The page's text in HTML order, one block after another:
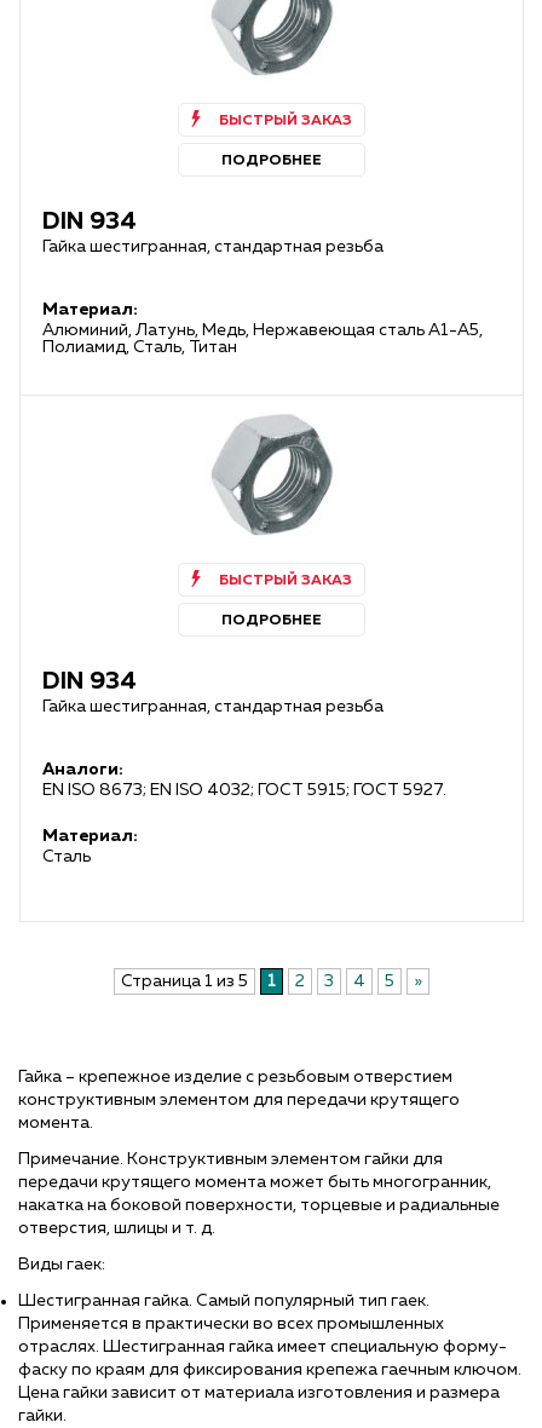
БЫСТРЫЙ ЗАКАЗ
ПОДРОБНЕЕ
DIN 934
Гайка шестигранная, стандартная резьба
Материал:
Алюминий, Латунь, Медь, Нержавеющая сталь А1-А5,
Полиамид, Сталь, Титан
БЫСТРЫЙ ЗАКАЗ
ПОДРОБНЕЕ
DIN 934
Гайка шестигранная, стандартная резьба
Аналоги:
EN ISO 8673; EN ISO 4032; ГОСТ 5915; ГОСТ 5927.
Материал:
Сталь
Страница 1 из 5 1 2 3 4 5 »
Гайка – крепежное изделие с резьбовым отверстием
конструктивным элементом для передачи крутящего
момента.
Примечание. Конструктивным элементом гайки для
передачи крутящего момента может быть многогранник,
накатка на боковой поверхности, торцевые и радиальные
отверстия, шлицы и т. д.
Виды гаек:
Шестигранная гайка. Самый популярный тип гаек.
Применяется в практически во всех промышленных
отраслях. Шестигранная гайка имеет специальную форму-
фаску по краям для фиксирования крепежа гаечным ключом.
Цена гайки зависит от материала изготовления и размера
гайки.